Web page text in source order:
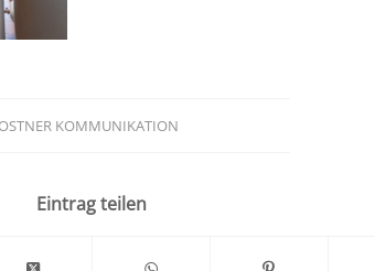
KOMMUNIKATION
Eintrag teilen